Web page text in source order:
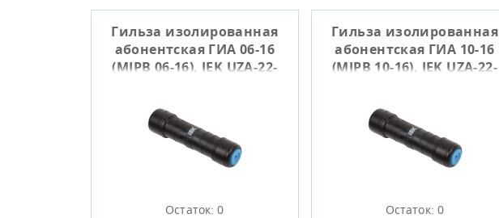
Гильза изолированная
абонентская ГИА 06-16
(MJPB 06-16), IEK UZA-22-
Остаток: 0
Гильза изолированная
абонентская ГИА 10-16
(MJPB 10-16), IEK UZA-22-
Остаток: 0